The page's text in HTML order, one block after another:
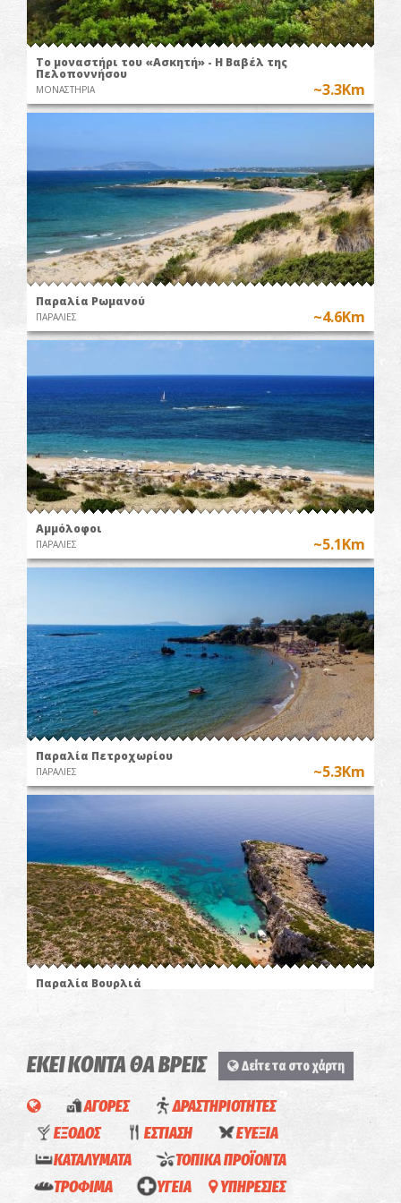
Το μοναστήρι του «Ασκητή» - Η Βαβέλ της
Πελοποννήσου
ΜΟΝΑΣΤΗΡΙΑ ~3.3Km
Παραλία Ρωμανού
ΠΑΡΑΛΙΕΣ ~4.6Km
Αμμόλοφοι
ΠΑΡΑΛΙΕΣ ~5.1Km
Παραλία Πετροχωρίου
ΠΑΡΑΛΙΕΣ ~5.3Km
Παραλία Βουρλιά
ΕΚΕΙ ΚΟΝΤΑ ΘΑ ΒΡΕΙΣ Δείτε τα στο χάρτη
ΑΓΟΡΕΣ
ΔΡΑΣΤΗΡΙΟΤΗΤΕΣ
ΕΞΟΔΟΣ
ΕΣΤΙΑΣΗ
ΕΥΕΞΙΑ
ΚΑΤΑΛΥΜΑΤΑ
ΤΟΠΙΚΑ ΠΡΟΪΟΝΤΑ
ΤΡΟΦΙΜΑ
ΥΓΕΙΑ
ΥΠΗΡΕΣΙΕΣ
KOA -
Ελαιόλαδο